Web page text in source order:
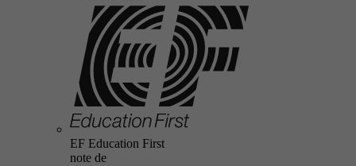
EF Education First
note de